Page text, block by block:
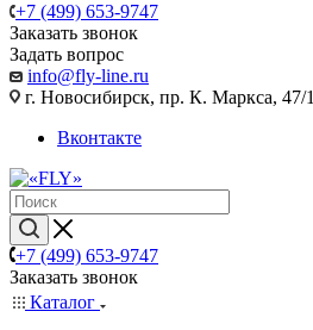
+7 (499) 653-9747
Заказать звонок
Задать вопрос
info@fly-line.ru
г. Новосибирск, пр. К. Маркса, 47/1
Вконтакте
+7 (499) 653-9747
Заказать звонок
Каталог